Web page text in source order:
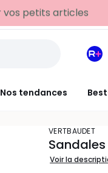
Nos tendances
Mon
VERTBAUDET
Sandales
Voir la